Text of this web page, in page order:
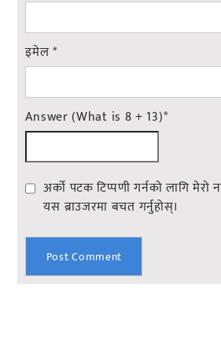
इमेल*
Answer (What is 8 + 13)*
अर्को पटक टिप्पणी गर्नको लागि
यस ब्राउजरमा बचत गर्नुहोस्।